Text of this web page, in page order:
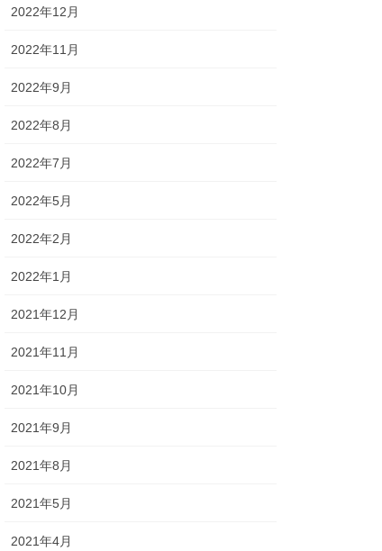
2022年12月
2022年11月
2022年9月
2022年8月
2022年7月
2022年5月
2022年2月
2022年1月
2021年12月
2021年11月
2021年10月
2021年9月
2021年8月
2021年5月
2021年4月